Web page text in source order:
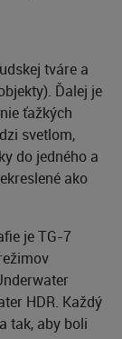
tváre a
Ďalej je
ťažkých
svetlom,
do jedného a
ako
je TG-7
HDR. Každý
tak, aby boli